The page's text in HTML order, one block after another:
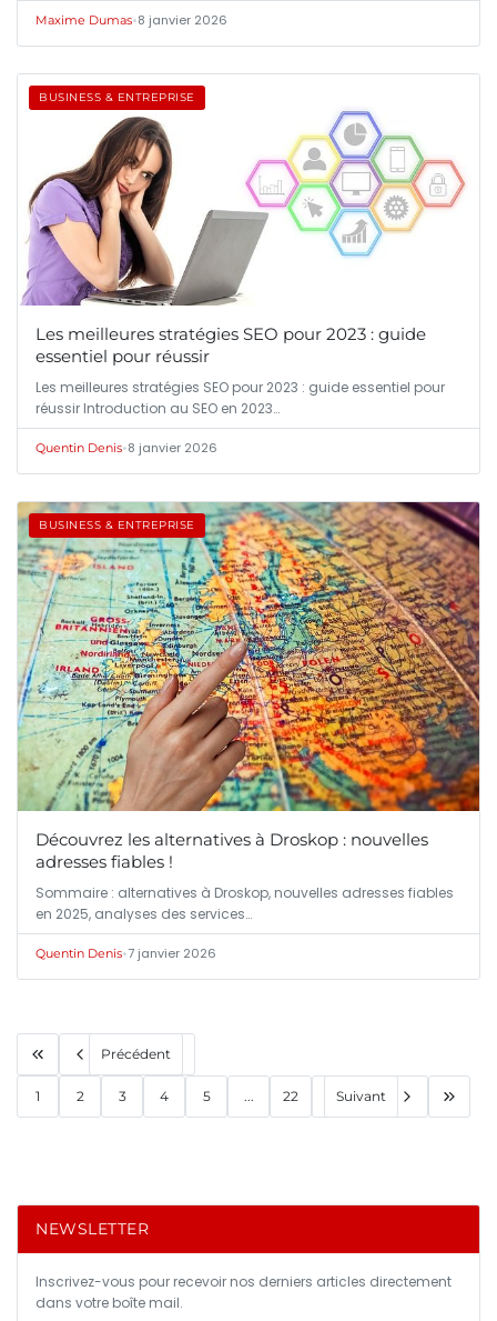
Maxime Dumas•8 janvier 2026
BUSINESS & ENTREPRISE
Les meilleures stratégies SEO pour 2023 : guide
essentiel pour réussir
Les meilleures stratégies SEO pour 2023 : guide essentiel pour
réussir Introduction au SEO en 2023…
Quentin Denis•8 janvier 2026
BUSINESS & ENTREPRISE
Découvrez les alternatives à Droskop : nouvelles
adresses fiables !
Sommaire : alternatives à Droskop, nouvelles adresses fiables
en 2025, analyses des services…
Quentin Denis•7 janvier 2026
Précédent
1 2 3 4 5 ... 22 Suivant
NEWSLETTER
Inscrivez-vous pour recevoir nos derniers articles directement
dans votre boîte mail.